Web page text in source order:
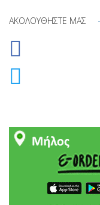
ΑΚΟΛΟΥΘΉΣΤΕ ΜΑΣ